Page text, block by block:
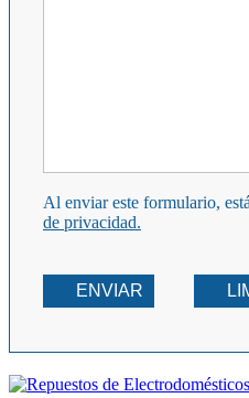
Al enviar este formulario,
de privacidad.
ENVIAR